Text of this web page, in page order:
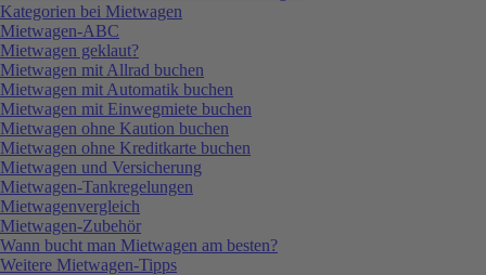
Kategorien bei Mietwagen
Mietwagen-ABC
Mietwagen geklaut?
Mietwagen mit Allrad buchen
Mietwagen mit Automatik buchen
Mietwagen mit Einwegmiete buchen
Mietwagen ohne Kaution buchen
Mietwagen ohne Kreditkarte buchen
Mietwagen und Versicherung
Mietwagen-Tankregelungen
Mietwagenvergleich
Mietwagen-Zubehör
Wann bucht man Mietwagen am besten?
Weitere Mietwagen-Tipps